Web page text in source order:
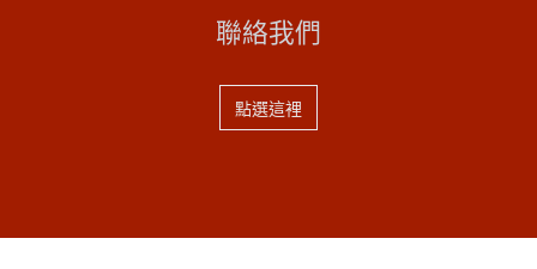
聯絡我們
點選這裡